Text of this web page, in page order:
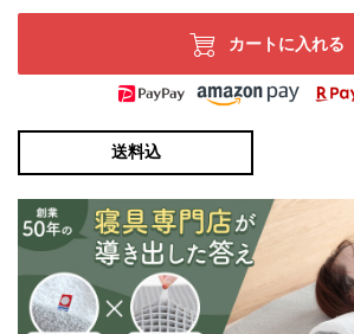
カートに入れる
送料込